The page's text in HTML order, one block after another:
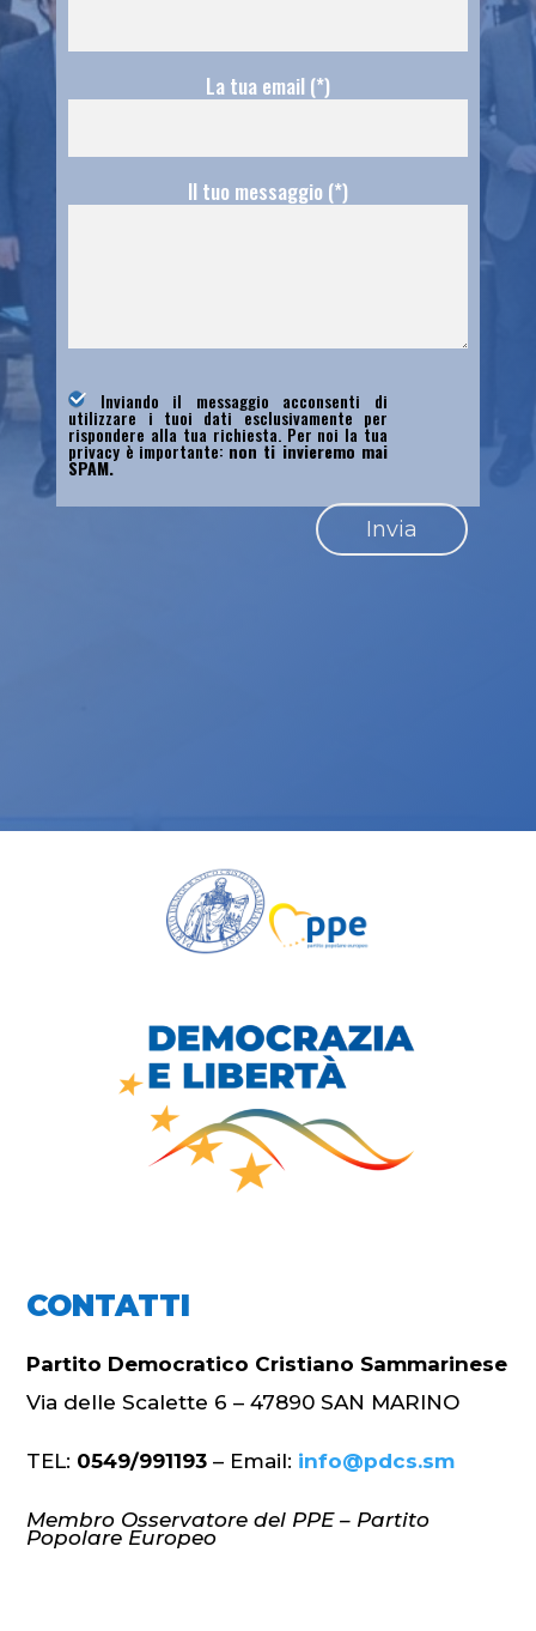
La tua email (*)
Il tuo messaggio (*)
Inviando il messaggio acconsenti di
utilizzare i tuoi dati esclusivamente per
rispondere alla tua richiesta. Per noi la tua
privacy è importante: non ti invieremo mai
SPAM.
CONTATTI
Partito Democratico Cristiano Sammarinese
Via delle Scalette 6 – 47890 SAN MARINO
TEL: 0549/991193 – Email: info@pdcs.sm
Membro Osservatore del PPE – Partito
Popolare Europeo